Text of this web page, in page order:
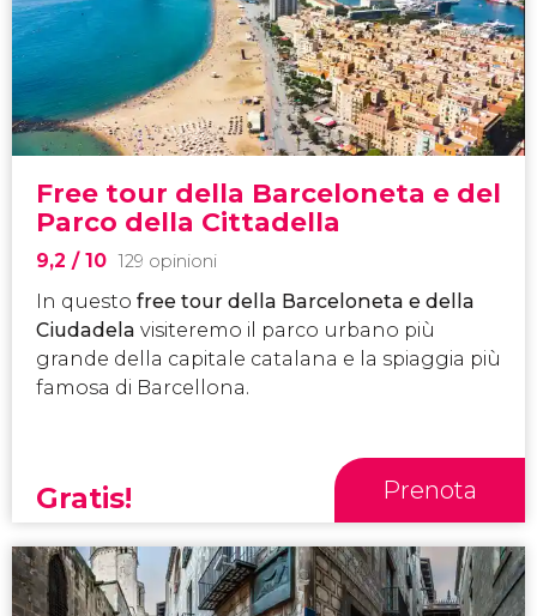
Free tour della Barceloneta e del
Parco della Cittadella
9,2 / 10 129 opinioni
In questo free tour della Barceloneta e della
Ciudadela visiteremo il parco urbano più
grande della capitale catalana e la spiaggia più
famosa di Barcellona.
Gratis! Prenota